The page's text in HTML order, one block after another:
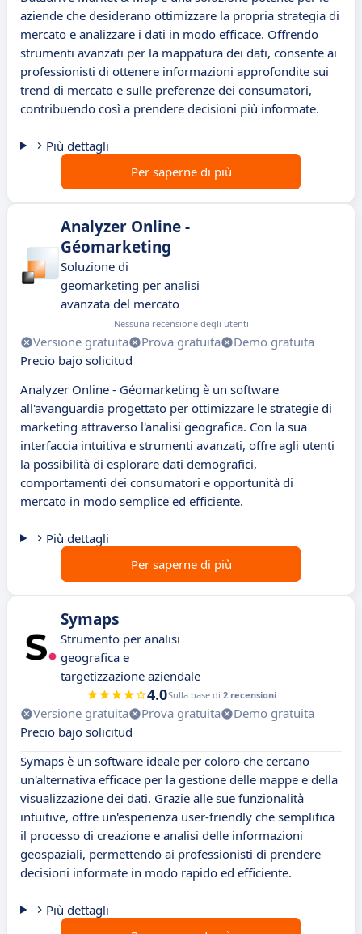
aziende che desiderano ottimizzare la propria strategia di
mercato e analizzare i dati in modo efficace. Offrendo
strumenti avanzati per la mappatura dei dati, consente ai
professionisti di ottenere informazioni approfondite sui
trend di mercato e sulle preferenze dei consumatori,
contribuendo così a prendere decisioni più informate.
Più dettagli
Per saperne di più
Analyzer Online -
Géomarketing
Soluzione di
geomarketing per analisi
avanzata del mercato
Nessuna recensione degli utenti
Versione gratuita Prova gratuita
Demo gratuita
Precio bajo solicitud
Analyzer Online - Géomarketing è un software
all'avanguardia progettato per ottimizzare le strategie di
marketing attraverso l'analisi geografica. Con la sua
interfaccia intuitiva e strumenti avanzati, offre agli utenti
la possibilità di esplorare dati demografici,
comportamenti dei consumatori e opportunità di
mercato in modo semplice ed efficiente.
Più dettagli
Per saperne di più
Symaps
Strumento per analisi
geografica e
targetizzazione aziendale
4.0Sulla base di 2 recensioni
Versione gratuita Prova gratuita
Demo gratuita
Precio bajo solicitud
Symaps è un software ideale per coloro che cercano
un'alternativa efficace per la gestione delle mappe e della
visualizzazione dei dati. Grazie alle sue funzionalità
intuitive, offre un'esperienza user-friendly che semplifica
il processo di creazione e analisi delle informazioni
geospaziali, permettendo ai professionisti di prendere
decisioni informate in modo rapido ed efficiente.
Più dettagli